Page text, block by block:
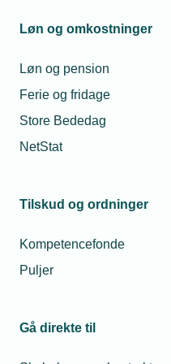
Løn og omkostninger
Løn og pension
Ferie og fridage
Store Bededag
NetStat
Tilskud og ordninger
Kompetencefonde
Puljer
Gå direkte til
Sygeløn
Kronisk sygdom - §
Lægebesøg og
Omsorgsorlov